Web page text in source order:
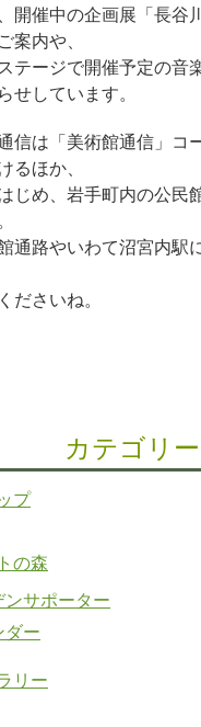
開催中の企画展「長谷
案内や、
テージで開催予定の音
せしています。
信は「美術館通信」コ
るほか、
じめ、岩手町内の公民
通路やいわて沼宮内駅
ださいね。
カテゴリー
プ
の森
ンサポーター
ダー
リー